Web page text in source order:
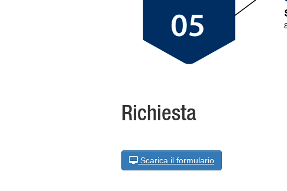
Richiesta
Scarica il formulario